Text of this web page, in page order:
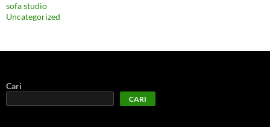
sofa studio
Uncategorized
Cari
CARI